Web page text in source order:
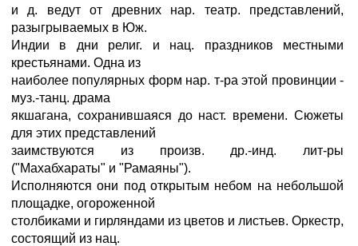
и д. ведут от древних нар. театр. представлений,
разыгрываемых в Юж.
Индии в дни религ. и нац. праздников местными
крестьянами. Одна из
наиболее популярных форм нар. т-ра этой провинции -
муз.-танц. драма
якшагана, сохранившаяся до наст. времени. Сюжеты
для этих представлений
заимствуются из произв. др.-инд. лит-ры
("Махабхараты" и "Рамаяны").
Исполняются они под открытым небом на небольшой
площадке, огороженной
столбиками и гирляндами из цветов и листьев. Оркестр,
состоящий из нац.